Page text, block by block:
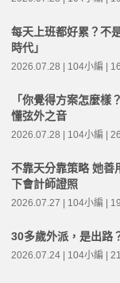
每天上班都好累？不
時代」
2026.07.28 | 104小編 |
「你覺得方案怎麼樣
懂弦外之音
2026.07.28 | 104小編 |
不靠天分靠策略 她善
下會計師證照
2026.07.27 | 104小編 |
30多歲外派，是出路
2026.07.24 | 104小編 |